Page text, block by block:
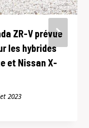
ZR-V prévue
les hybrides
et Nissan X-
2023